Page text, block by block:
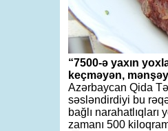
“7500-ə yaxın
keçməyən,
Azərbaycan Qida
səsləndirdiyi bu
bağlı
zamanı 500